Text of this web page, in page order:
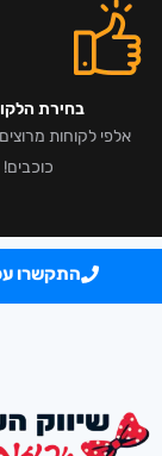
בחירת
כוכבים!
התקשרו